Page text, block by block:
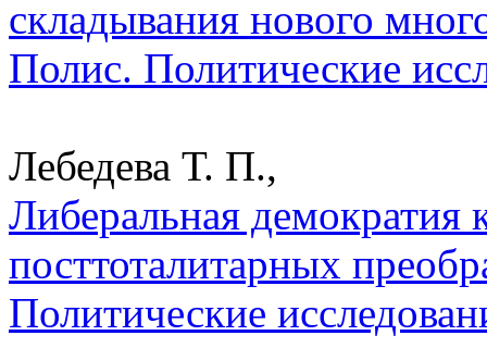
складывания нового
Полис. Политические
Лебедева Т. П.,
Либеральная демократия
посттоталитарных
Политические